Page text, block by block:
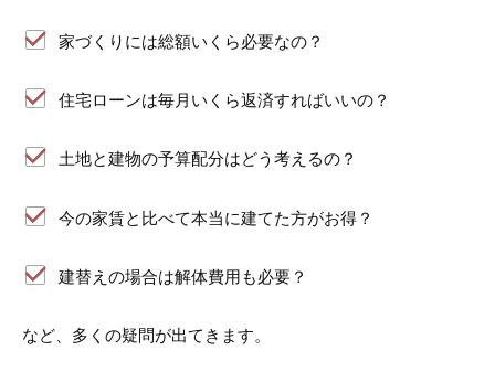
家づくりには総額いくら必要なの？
住宅ローンは毎月いくら返済すればいいの？
土地と建物の予算配分はどう考えるの？
今の家賃と比べて本当に建てた方がお得？
建替えの場合は解体費用も必要？
など、多くの疑問が出てきます。